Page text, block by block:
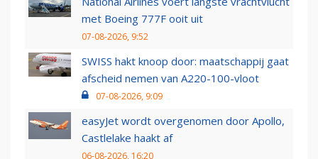
met Boeing 777F ooit uit
07-08-2026, 9:52
SWISS hakt knoop door: maatschappij gaat
afscheid nemen van A220-100-vloot
07-08-2026, 9:09
easyJet wordt overgenomen door Apollo,
Castlelake haakt af
06-08-2026, 16:20